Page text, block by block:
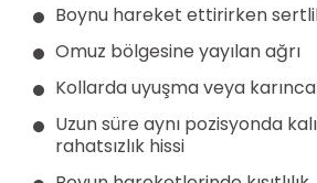
Boynu hareket ettirirken
Omuz bölgesine yayılan ağrı
Kollarda uyuşma veya
Uzun süre aynı pozisyonda
rahatsızlık hissi